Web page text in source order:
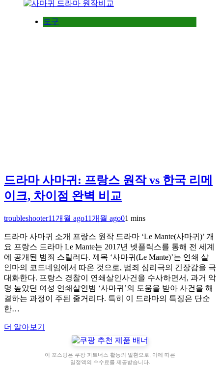
도구
드라마 사마귀: 프랑스 원작 vs 한국 리메
이크, 차이점 완벽 비교
troubleshooter11개월 ago11개월 ago01 mins
드라마 사마귀 소개 프랑스 원작 드라마 ‘Le Mante(사마귀)’ 개
요 프랑스 드라마 Le Mante는 2017년 넷플릭스를 통해 전 세계
에 공개된 범죄 스릴러다. 제목 ‘사마귀(Le Mante)’는 연쇄 살
인마의 코드네임에서 따온 것으로, 범죄 심리극의 긴장감을 극
대화한다. 프랑스 경찰이 연쇄살인사건을 수사하면서, 과거 악
명 높았던 여성 연쇄살인범 ‘사마귀’의 도움을 받아 사건을 해
결하는 과정이 주된 줄거리다. 특히 이 드라마의 특징은 단순
한…
더 알아보기
이 포스팅은 쿠팡 파트너스 활동의 일환으로, 이에 따른
일정액의 수수료를 제공받습니다.